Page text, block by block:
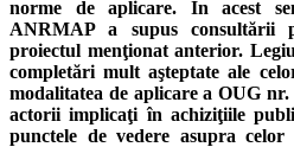
norme de aplicare. În acest
ANRMAP a supus consultării
proiectul menţionat anterior.
completări mult aşteptate ale
modalitatea de aplicare a OUG
actorii implicaţi în achiziţiile
punctele de vedere asupra